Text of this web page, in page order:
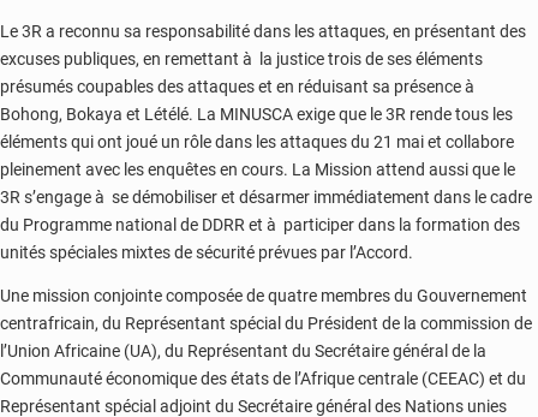
Le 3R a reconnu sa responsabilité dans les attaques, en présentant des
excuses publiques, en remettant à la justice trois de ses éléments
présumés coupables des attaques et en réduisant sa présence à
Bohong, Bokaya et Létélé. La MINUSCA exige que le 3R rende tous les
éléments qui ont joué un rôle dans les attaques du 21 mai et collabore
pleinement avec les enquêtes en cours. La Mission attend aussi que le
3R s’engage à se démobiliser et désarmer immédiatement dans le cadre
du Programme national de DDRR et à participer dans la formation des
unités spéciales mixtes de sécurité prévues par l’Accord.
Une mission conjointe composée de quatre membres du Gouvernement
centrafricain, du Représentant spécial du Président de la commission de
l’Union Africaine (UA), du Représentant du Secrétaire général de la
Communauté économique des états de l’Afrique centrale (CEEAC) et du
Représentant spécial adjoint du Secrétaire général des Nations unies